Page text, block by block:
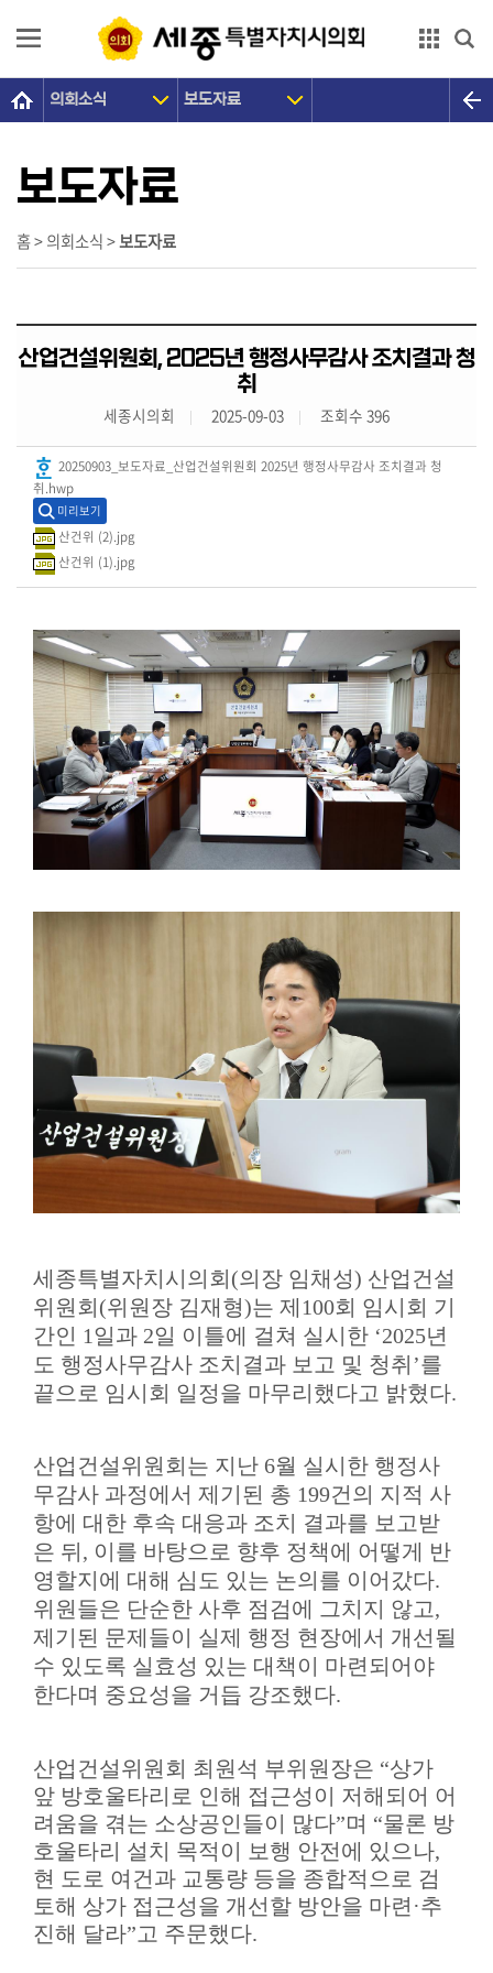
의
개
의
원
장
의
동
여
의회소식 보도자료
홈 > 의회소식 >보도자료
보도자료
산업건설위원회, 2025년 행정사무감사 조치결과 청
취
세종시의회 2025-09-03 조회수 396
20250903_보도자료_산업건설위원회 2025년 행정사무감사 조치결과 청
취.hwp
미리보기
산건위 (2).jpg
산건위 (1).jpg
세종특별자치시의회 (의장 임채성) 산업건설
위원회 (위원장 김재형)는 제 100회 임시회 기
간인 1 일과 2일 이틀에 걸쳐 실시한 ‘2025년
도 행정사무감사 조치결과 보고 및 청취 ’를
끝으로 임시회 일정을 마무리했다고 밝혔다.
산업건설위원회는 지난 6월 실시한 행정사
무감사 과정에서 제기된 총 199건의 지적 사
항에 대한 후속 대응과 조치 결과를 보고받
은 뒤 , 이를 바탕으로 향후 정책에 어떻게 반
영할지에 대해 심도 있는 논의를 이어갔다.
위원들은 단순한 사후 점검에 그치지 않고,
제기된 문제들이 실제 행정 현장에서 개선될
수 있도록 실효성 있는 대책이 마련되어야
한다며 중요성을 거듭 강조했다.
산업건설위원회 최원석 부위원장은 “상가
앞 방호울타리로 인해 접근성이 저해되어 어
려움을 겪는 소상공인들이 많다”며 “물론 방
호울타리 설치 목적이 보행 안전에 있으나,
현 도로 여건과 교통량 등을 종합적으로 검
토해 상가 접근성을 개선할 방안을 마련 ·추
진해 달라”고 주문했다.